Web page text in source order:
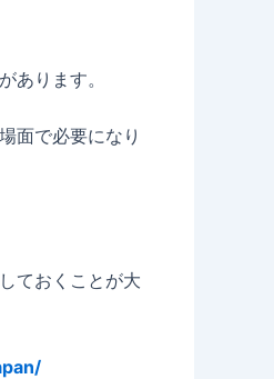
あります。
面で必要になり
ておくことが大